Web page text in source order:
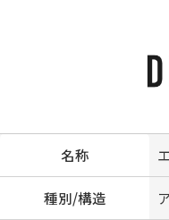
名称
種別/構造